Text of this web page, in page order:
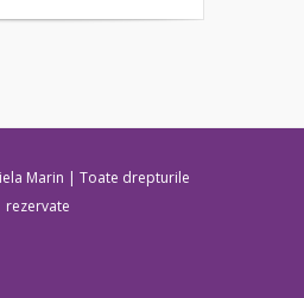
Marin | Toate drepturile
rezervate